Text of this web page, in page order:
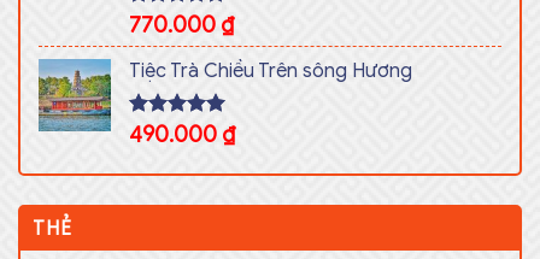
Rated5.00
out of 5
770.000 ₫
Tiệc Trà Chiều Trên sông Hương
Rated5.00
490.000 ₫
THẺ